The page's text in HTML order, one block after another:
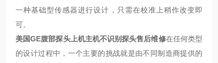
一种基础型传感器进行设计，只需在校准上稍作改变即
可。
美国GE腹部探头上机主机不识别探头售后维修在任何类型
的设计过程中，一个主要的挑战就是由不同制造商提供的